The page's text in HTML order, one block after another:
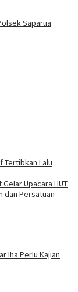
Saparua
Tertibkan Lalu
Upacara HUT
dan Persatuan
Iha Perlu Kajian